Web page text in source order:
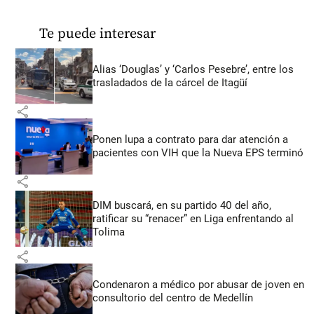
Te puede interesar
Alias ‘Douglas’ y ‘Carlos Pesebre’, entre los
trasladados de la cárcel de Itagüí
share
Ponen lupa a contrato para dar atención a
pacientes con VIH que la Nueva EPS terminó
share
DIM buscará, en su partido 40 del año,
ratificar su “renacer” en Liga enfrentando al
Tolima
share
Condenaron a médico por abusar de joven en
consultorio del centro de Medellín